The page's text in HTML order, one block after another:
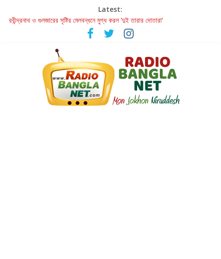
Latest:
রবীন্দ্রনাথ ও গুলজারের সৃষ্টির মেলবন্ধনে মুগ্ধ করল ‘দুই তারার দোতারা’
কলের গান থেকে রীলস্ — বাঙালির গান শোনার বিবর্তনের গল্প
Retribution: A Thought-Provoking Short Film That Challenges
Our Understanding of Justice